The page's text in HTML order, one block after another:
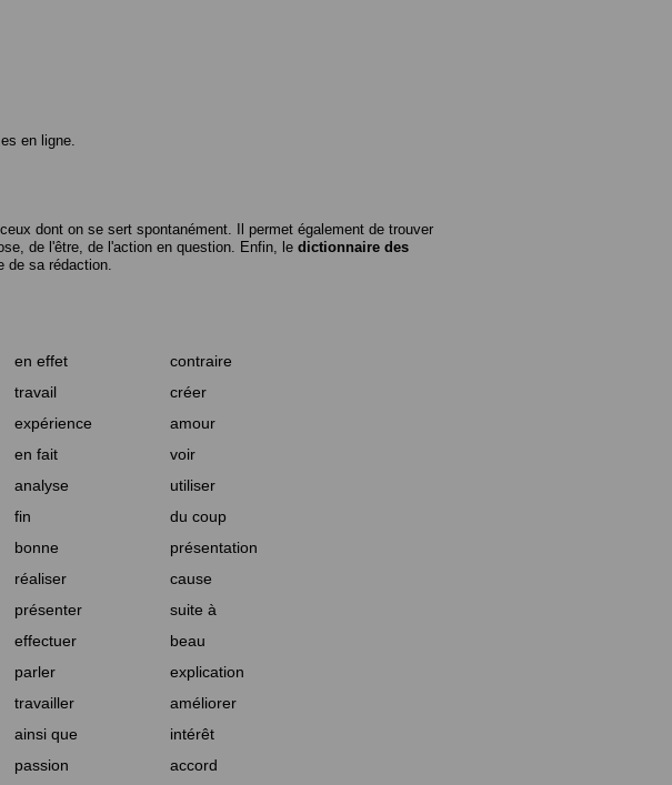
en ligne.
dont on se sert spontanément. Il permet également de trouver
de l'être, de l'action en question. Enfin, le dictionnaire des
de sa rédaction.
en effet
contraire
travail
créer
expérience
amour
en fait
voir
analyse
utiliser
fin
du coup
bonne
présentation
réaliser
cause
présenter
suite à
effectuer
beau
parler
explication
travailler
améliorer
ainsi que
intérêt
passion accord